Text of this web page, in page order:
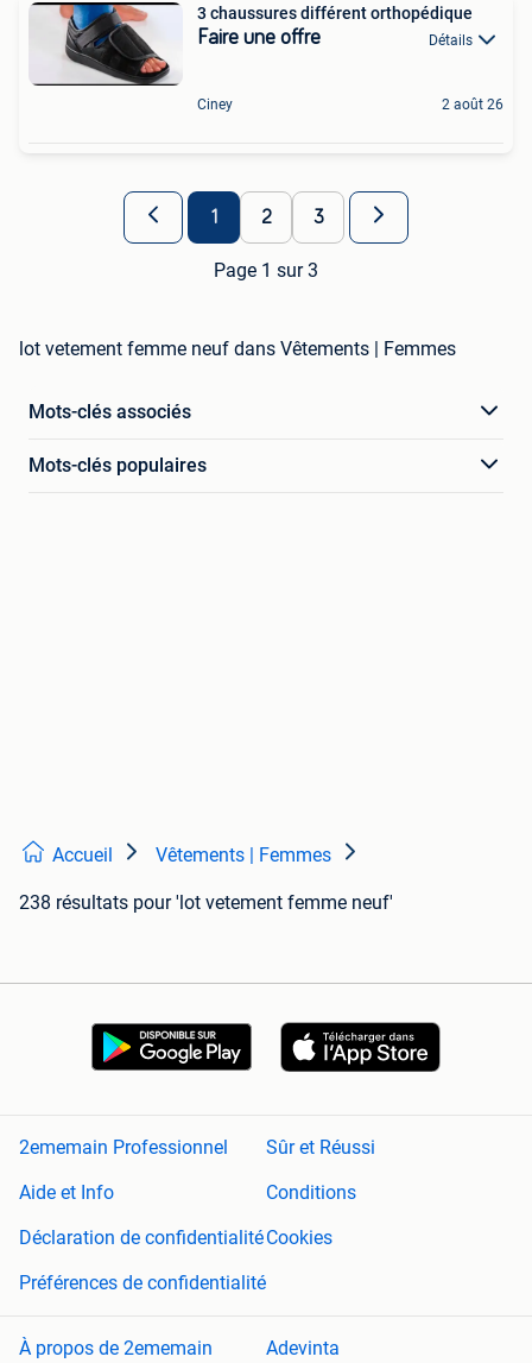
3 chaussures différent orthopédique
Faire une offre Détails
Ciney 2 août 26
1 2 3
Page 1 sur 3
lot vetement femme neuf dans Vêtements | Femmes
Mots-clés associés
Mots-clés populaires
Accueil Vêtements | Femmes
238 résultats pour 'lot vetement femme neuf'
2ememain Professionnel
Sûr et Réussi
Aide et Info
Conditions
Déclaration de confidentialitéCookies
Préférences de confidentialité
À propos de 2ememain Adevinta